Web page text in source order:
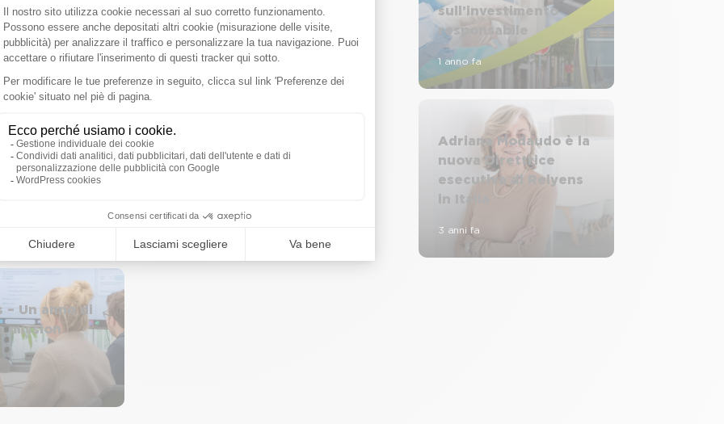
1 anno fa
sull’investimento
responsabile
1 anno fa
dei Delegati
chi sono i
nuovo claim!
Adriana Modaudo è la
nuova Direttrice
esecutiva di Relyens
in Italia
3 anni fa
– Un anno di
mission